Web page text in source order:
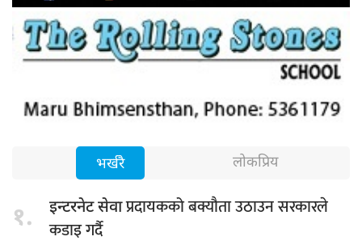
भर्खरै लोकप्रिय
१. इन्टरनेट सेवाप्रदायकको बक्यौता उठाउन सरकारले
कडाइ गर्दै